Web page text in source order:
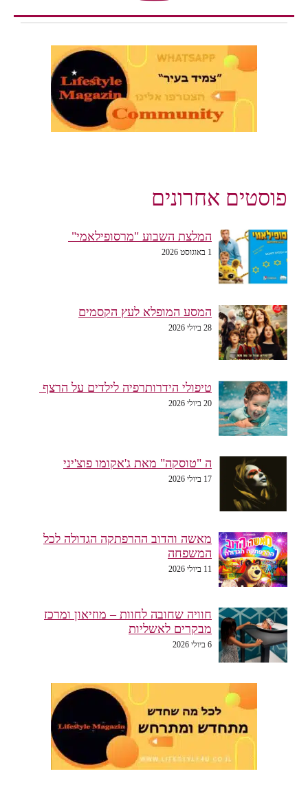
פוסטים אחרונים
המלצת השבוע "מרסופילאמי"
1 באוגוסט 2026
המסע המופלא לעץ הקסמים
28 ביולי 2026
טיפולי הידרותרפיה לילדים על הרצף
20 ביולי 2026
ה "טוסקה" מאת ג'אקומו פוצ'יני
17 ביולי 2026
מאשה והדוב ההרפתקה הגדולה לכל
המשפחה
11 ביולי 2026
חוויה שחובה לחוות – מוזיאון ומרכז
מבקרים לאשליות
6 ביולי 2026